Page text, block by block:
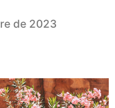
de 2023